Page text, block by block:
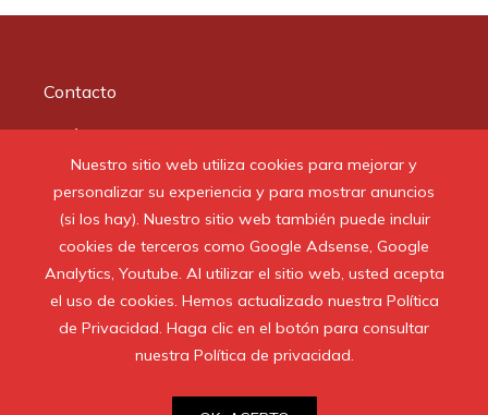
Nuestro sitio web utiliza cookies para mejorar y
personalizar su experiencia y para mostrar anuncios
(si los hay). Nuestro sitio web también puede incluir
cookies de terceros como Google Adsense, Google
Analytics, Youtube. Al utilizar el sitio web, usted acepta
el uso de cookies. Hemos actualizado nuestra Política
de Privacidad. Haga clic en el botón para consultar
nuestra Política de privacidad.
Contacto
Quiénes somos
Buscar: